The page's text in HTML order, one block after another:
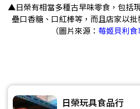
▲日榮有相當多種古早味零食，包括
壘口香糖、口紅棒等，而且店家以批
（圖片來源： 莓姬貝利食
日榮玩具食品行